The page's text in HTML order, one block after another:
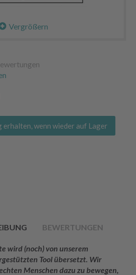
Vergrößern
erhalten, wenn wieder auf Lager
BEWERTUNGEN
wird (noch) von unserem
Tool übersetzt. Wir
Menschen dazu zu bewegen,